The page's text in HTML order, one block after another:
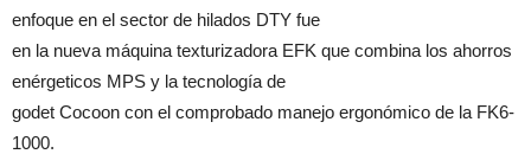
enfoque en el sector de hilados DTY fue
en la nueva máquina texturizadora EFK que combina los ahorros
enérgeticos MPS y la tecnología de
godet Cocoon con el comprobado manejo ergonómico de la FK6-
1000.